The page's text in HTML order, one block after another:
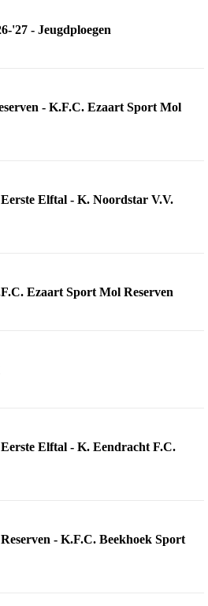
'27 - Jeugdploegen
- K.F.C. Ezaart Sport Mol
Elftal - K. Noordstar V.V.
Ezaart Sport Mol Reserven
Elftal - K. Eendracht F.C.
- K.F.C. Beekhoek Sport